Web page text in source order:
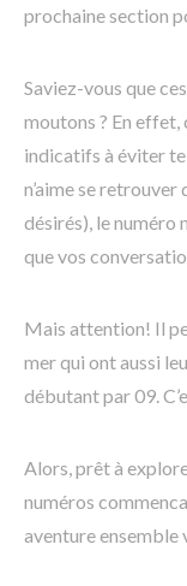
prochaine section
Saviez-vous que
moutons ? En
indicatifs à éviter
n’aime se retrouver
désirés), le numéro
que vos
Mais attention! Il
mer qui ont aussi
débutant par 09.
Alors, prêt à
numéros
aventure ensemble